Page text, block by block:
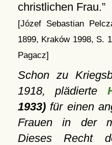
christlichen Frau.
[Józef Sebastian
1899, Kraków 1998, S.
Pagacz]
Schon zu
1918, plädierte
1933)für einen
Frauen in der
Dieses Recht